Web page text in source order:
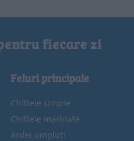
fiecare zi
Feluri principale
Chiftele simple
Chiftele marinate
Ardei umpluți